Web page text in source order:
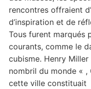
rencontres offraient
d’inspiration et de
Tous furent marqués
courants, comme le
cubisme. Henry
nombril du monde «
cette ville constituait